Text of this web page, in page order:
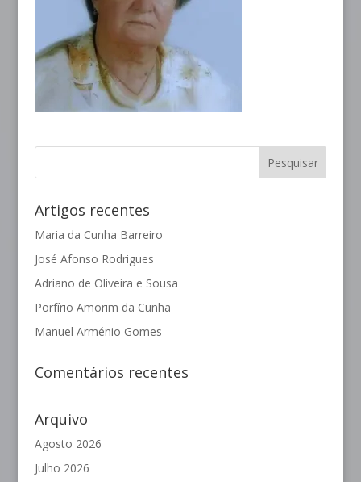
Artigos recentes
Maria da Cunha Barreiro
José Afonso Rodrigues
Adriano de Oliveira e Sousa
Porfírio Amorim da Cunha
Manuel Arménio Gomes
Comentários recentes
Arquivo
Agosto 2026
Julho 2026